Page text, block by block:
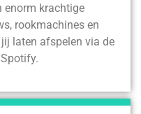
enorm krachtige
rookmachines en
laten afspelen via de